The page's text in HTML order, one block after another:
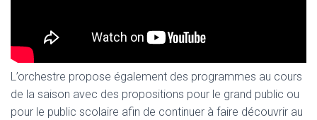
L’orchestre propose également des programmes au cours
de la saison avec des propositions pour le grand public ou
pour le public scolaire afin de continuer à faire découvrir au